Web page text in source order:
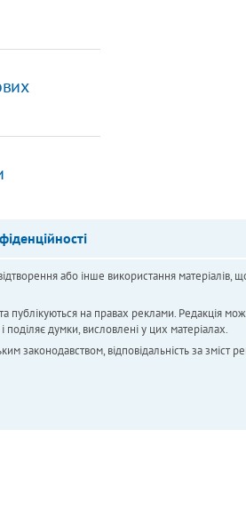
або інше використання матеріалів,
на правах реклами. Редакція
думки, висловлені у цих матеріалах.
законодавством, відповідальність за зміст